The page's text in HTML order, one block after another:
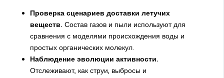
Проверка сценариев доставки летучих
веществ. Состав газов и пыли используют для
сравнения с моделями происхождения воды и
простых органических молекул.
Наблюдение эволюции активности.
Отслеживают, как струи, выбросы и